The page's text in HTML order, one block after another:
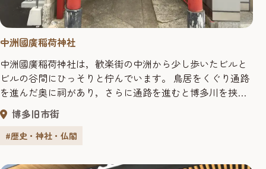
中洲國廣稲荷神社
中洲國廣稲荷神社は，歓楽街の中洲から少し歩いたビルと
ビルの谷間にひっそりと佇んでいます。 鳥居をくぐり通路
を進んだ奥に祠があり，さらに通路を進むと博多川を挟ん
だ向こう側に複合施設の博多リバレインが現れます。 毎年
10月に中洲の歓楽街を中心に行われる中洲祭では，総勢500
人の女性が神輿を担ぐ「中州國廣女みこし」がこの神社か
売繁盛の神様として...
博多旧市街
#歴史・神社・仏閣